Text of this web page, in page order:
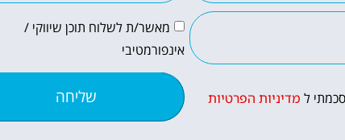
מאשר/ת לשלוח תוכן שיווקי /
אינפורמטיבי
ל מדיניות הפרטיות שליחה